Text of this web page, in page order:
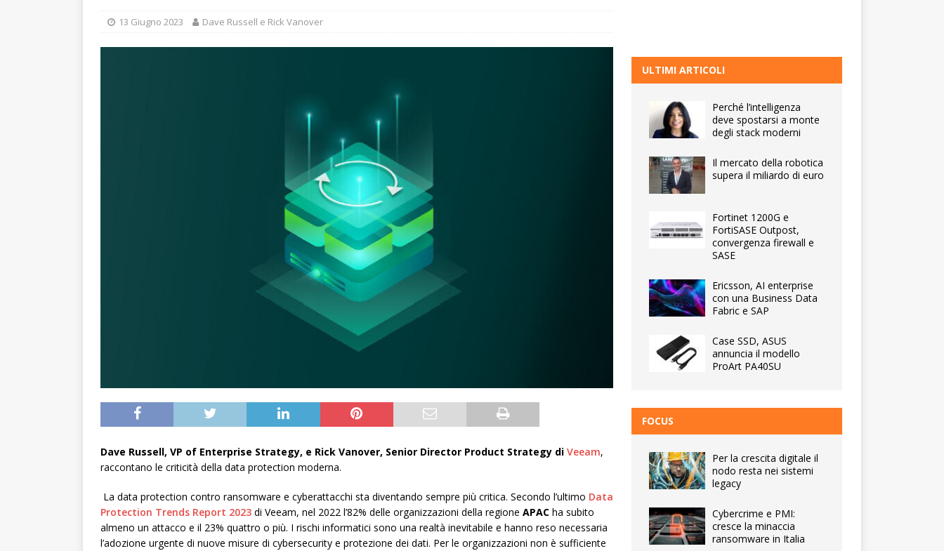
13 Giugno 2023 Dave Russell e Rick Vanover
Dave Russell, VP of Enterprise Strategy, e Rick Vanover, Senior Director Product Strategy di Veeam,
raccontano le criticità della data protection moderna.
La data protection contro ransomware e cyberattacchi sta diventando sempre più critica. Secondo l’ultimo Data
Protection Trends Report 2023 di Veeam, nel 2022 l’82% delle organizzazioni della regione APAC ha subito
almeno un attacco e il 23% quattro o più. I rischi informatici sono una realtà inevitabile e hanno reso necessaria
l’adozione urgente di nuove misure di cybersecurity e protezione dei dati. Per le organizzazioni non è sufficiente
ULTIMI ARTICOLI
Perché l’intelligenza
deve spostarsi a monte
degli stack moderni
Il mercato della robotica
supera il miliardo di euro
Fortinet 1200G e
FortiSASE Outpost,
convergenza firewall e
SASE
Ericsson, AI enterprise
con una Business Data
Fabric e SAP
Case SSD, ASUS
annuncia il modello
ProArt PA40SU
FOCUS
Per la crescita digitale il
nodo resta nei sistemi
legacy
Cybercrime e PMI:
cresce la minaccia
ransomware in Italia